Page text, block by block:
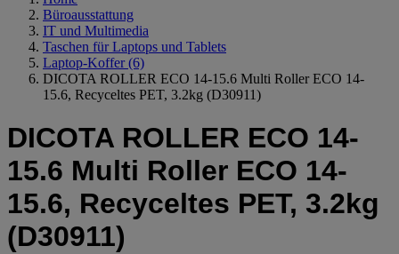
Büroausstattung
IT und Multimedia
Taschen für Laptops und Tablets
Laptop-Koffer (6)
DICOTA ROLLER ECO 14-15.6 Multi Roller ECO 14-
15.6, Recyceltes PET, 3.2kg (D30911)
DICOTA ROLLER ECO 14-
15.6 Multi Roller ECO 14-
15.6, Recyceltes PET, 3.2kg
(D30911)